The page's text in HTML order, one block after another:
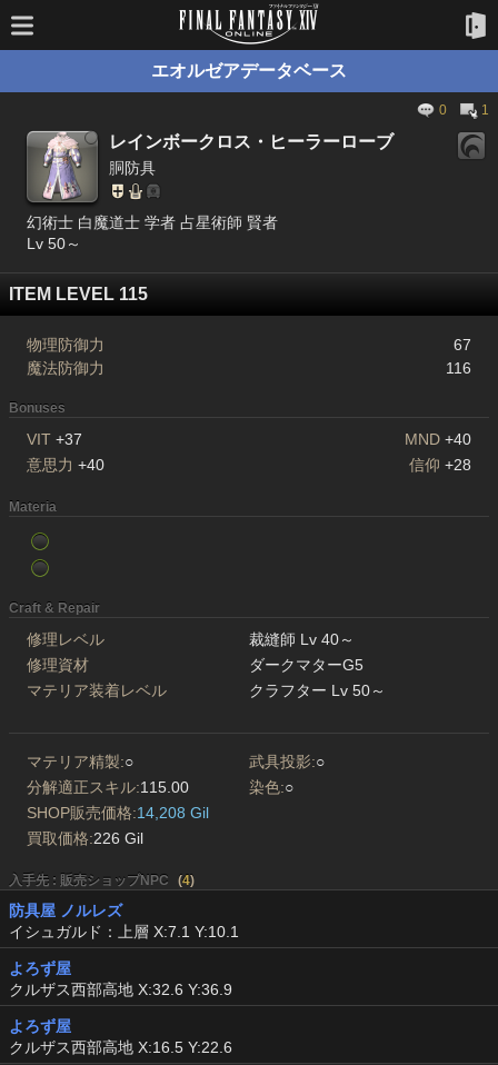
エオルゼアデータベース
0 1
レインボークロス・ヒーラーローブ
胴防具
幻術士 白魔道士 学者 占星術師 賢者
Lv 50～
ITEM LEVEL 115
物理防御力
67
魔法防御力
116
Bonuses
VIT +37 MND +40
意思力 +40 信仰 +28
Materia
Craft & Repair
修理レベル
裁縫師 Lv 40～
修理資材
ダークマターG5
マテリア装着レベル
クラフター Lv 50～
マテリア精製:○ 武具投影:○
分解適正スキル:115.00 染色:○
SHOP販売価格:14,208 Gil
買取価格:226 Gil
入手先 : 販売ショップNPC (4)
防具屋 ノルレズ
イシュガルド：上層 X:7.1 Y:10.1
よろず屋
クルザス西部高地 X:32.6 Y:36.9
よろず屋
クルザス西部高地 X:16.5 Y:22.6